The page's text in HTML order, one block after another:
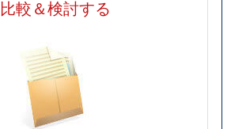
比較＆検討する